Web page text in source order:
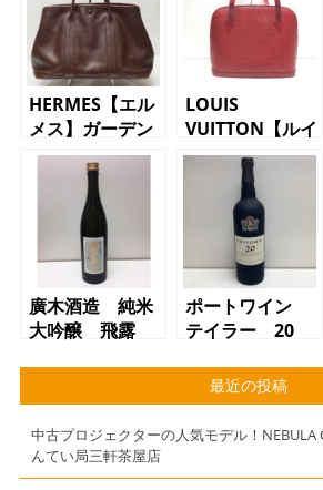
HERMES【エル
メス】ガーデン
ツイリー
TPM ブラウ
ン トートバッ
グ【質屋】【か
んてい局】【三
軒茶屋店】
LOUIS
VUITTON【ルイ
ヴィトン】リュ
サック
M52287 エピ
【質屋】【かん
てい局】【三軒
茶屋】
廣木酒造 純米
大吟醸 飛露
屋店
ポートワイン
テイラー 20
ート 質屋 か
んてい局 三軒
茶屋店
最近の投稿
中古プロジェクターの人気モデル！NEBULA
んてい局三軒茶屋店